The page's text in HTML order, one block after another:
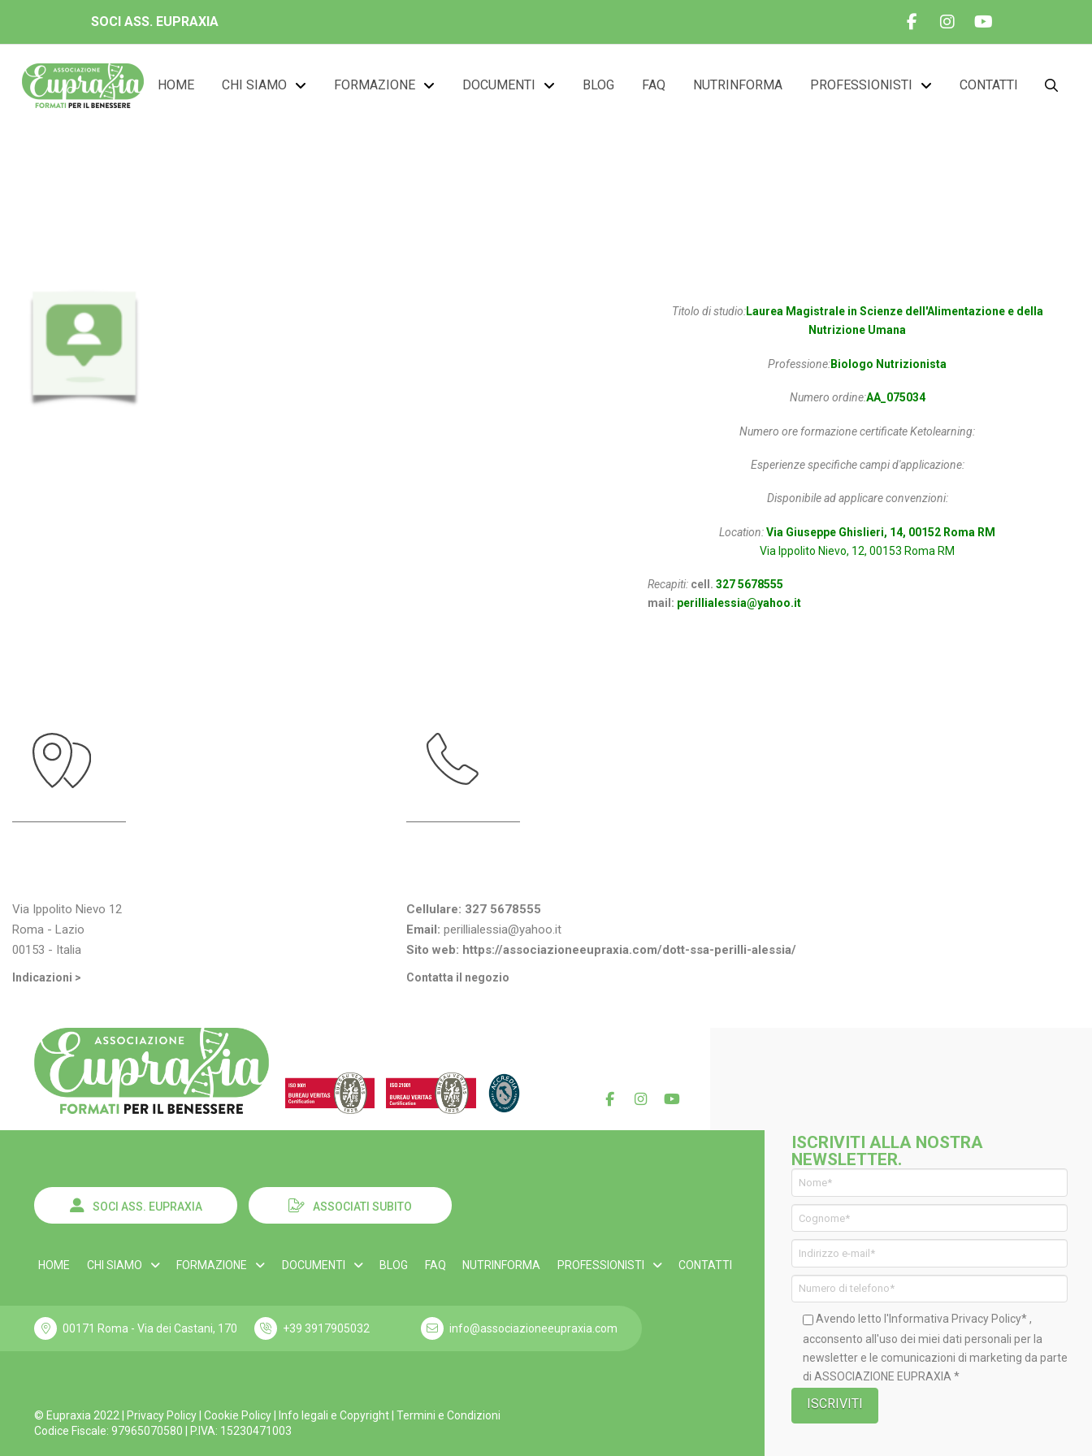
SOCI ASS. EUPRAXIA
HOME CHI SIAMO FORMAZIONE DOCUMENTI BLOG FAQ NUTRINFORMA PROFESSIONISTI CONTATTI
Titolo di studio:Laurea Magistrale in Scienze dell'Alimentazione e della
Nutrizione Umana
Professione:Biologo Nutrizionista
Numero ordine:AA_075034
Numero ore formazione certificate Ketolearning:
Esperienze specifiche campi d'applicazione:
Disponibile ad applicare convenzioni:
Location: Via Giuseppe Ghislieri, 14, 00152 Roma RM
Via Ippolito Nievo, 12, 00153 Roma RM
Recapiti: cell. 327 5678555
mail: perillialessia@yahoo.it
Via Ippolito Nievo 12
Roma - Lazio
00153 - Italia
Indicazioni >
Cellulare: 327 5678555
Email: perillialessia@yahoo.it
Sito web: https://associazioneeupraxia.com/dott-ssa-perilli-alessia/
Contatta il negozio
SOCI ASS. EUPRAXIA ASSOCIATI SUBITO
HOME CHI SIAMO FORMAZIONE DOCUMENTI BLOG FAQ NUTRINFORMA PROFESSIONISTI CONTATTI
00171 Roma - Via dei Castani, 170 +39 3917905032 info@associazioneeupraxia.com
© Eupraxia 2022 | Privacy Policy Cookie Policy Info legali e Copyright Termini e Condizioni
Codice Fiscale: 97965070580 | P.IVA: 15230471003
ISCRIVITI ALLA NOSTRA
NEWSLETTER.
Avendo letto l'Informativa Privacy Policy*,
acconsento all'uso dei miei dati personali per la
newsletter e le comunicazioni di marketing da parte
di ASSOCIAZIONE EUPRAXIA *